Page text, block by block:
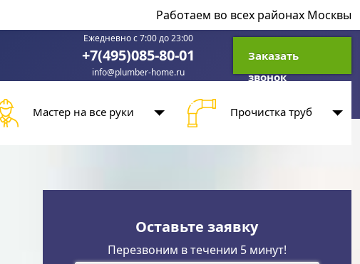
Работаем во всех районах Москвы
Ежедневно с 7:00 до 23:00
+7(495)085-80-01
info@plumber-home.ru
Заказать
звонок
Мастер на все руки Прочистка труб
Оставьте заявку
Перезвоним в течении 5 минут!